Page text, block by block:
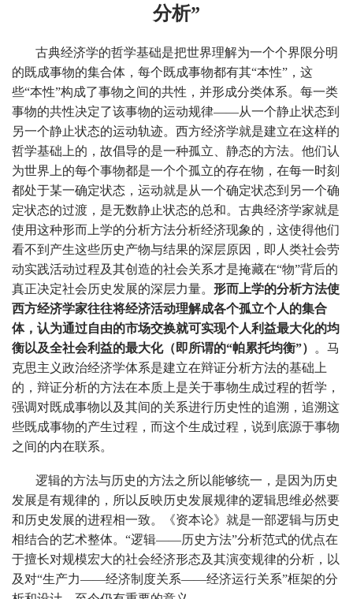
分析”
古典经济学的哲学基础是把世界理解为一个个界限分明
的既成事物的集合体，每个既成事物都有其“本性”，这
些“本性”构成了事物之间的共性，并形成分类体系。每一类
事物的共性决定了该事物的运动规律——从一个静止状态到
另一个静止状态的运动轨迹。西方经济学就是建立在这样的
哲学基础上的，故倡导的是一种孤立、静态的方法。他们认
为世界上的每个事物都是一个个孤立的存在物，在每一时刻
都处于某一确定状态，运动就是从一个确定状态到另一个确
定状态的过渡，是无数静止状态的总和。古典经济学家就是
使用这种形而上学的分析方法分析经济现象的，这使得他们
看不到产生这些历史产物与结果的深层原因，即人类社会劳
动实践活动过程及其创造的社会关系才是掩藏在“物”背后的
真正决定社会历史发展的深层力量。 形而上学的分析方法使
西方经济学家往往将经济活动理解成各个孤立个人的集合
体，认为通过自由的市场交换就可实现个人利益最大化的均
衡以及全社会利益的最大化（即所谓的“帕累托均衡”）
。马
克思主义政治经济学体系是建立在辩证分析方法的基础上
的，辩证分析的方法在本质上是关于事物生成过程的哲学，
强调对既成事物以及其间的关系进行历史性的追溯，追溯这
些既成事物的产生过程，而这个生成过程，说到底源于事物
之间的内在联系。
逻辑的方法与历史的方法之所以能够统一，是因为历史
发展是有规律的，所以反映历史发展规律的逻辑思维必然要
和历史发展的进程相一致。《资本论》就是一部逻辑与历史
相结合的艺术整体。“逻辑——历史方法”分析范式的优点在
于擅长对规模宏大的社会经济形态及其演变规律的分析，以
及对“生产力——经济制度关系——经济运行关系”框架的分